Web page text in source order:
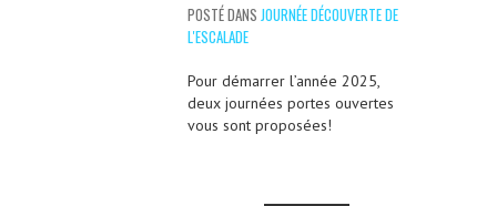
POSTÉ DANS JOURNÉE DÉCOUVERTE DE
L'ESCALADE
Pour démarrer l’année 2025,
deux journées portes ouvertes
vous sont proposées!